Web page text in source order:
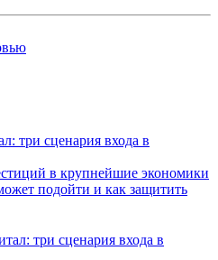
три сценария входа в
в крупнейшие экономики
подойти и как защитить